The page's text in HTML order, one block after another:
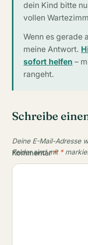
dein Kind bitte
vollen
Wenn es gerade
meine Antwort.
sofort helfen –
rangeht.
Schreibe
Deine E-Mail-Adresse
Felder sind mit *
Kommentar*